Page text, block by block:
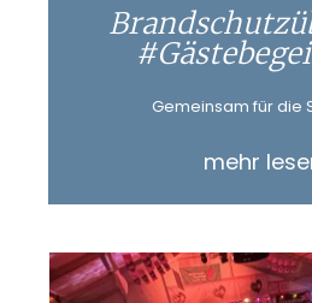
Gemeinsam für die
mehr